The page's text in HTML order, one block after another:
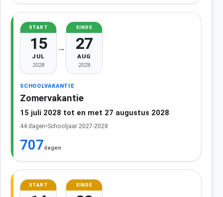
START
15
JUL
2028
→
EINDE
27
AUG
2028
SCHOOLVAKANTIE
Zomervakantie
15 juli 2028 tot en met 27 augustus 2028
44 dagen•Schooljaar 2027-2028
707dagen
START EINDE